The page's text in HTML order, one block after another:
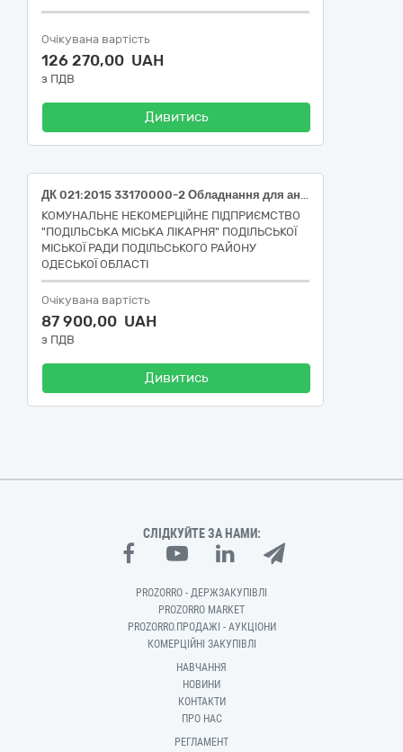
Очікувана вартість
126 270,00 UAH
з ПДВ
Дивитись
ДК 021:2015 33170000-2 Обладнання для анестезії та реанімації
КОМУНАЛЬНЕ НЕКОМЕРЦІЙНЕ ПІДПРИЄМСТВО
"ПОДІЛЬСЬКА МІСЬКА ЛІКАРНЯ" ПОДІЛЬСЬКОЇ
МІСЬКОЇ РАДИ ПОДІЛЬСЬКОГО РАЙОНУ
ОДЕСЬКОЇ ОБЛАСТІ
Очікувана вартість
87 900,00 UAH
з ПДВ
Дивитись
СЛІДКУЙТЕ ЗА НАМИ:
PROZORRO - ДЕРЖЗАКУПІВЛІ
PROZORRO MARKET
PROZORRO.ПРОДАЖІ - АУКЦІОНИ
КОМЕРЦІЙНІ ЗАКУПІВЛІ
НАВЧАННЯ
НОВИНИ
КОНТАКТИ
ПРО НАС
РЕГЛАМЕНТ